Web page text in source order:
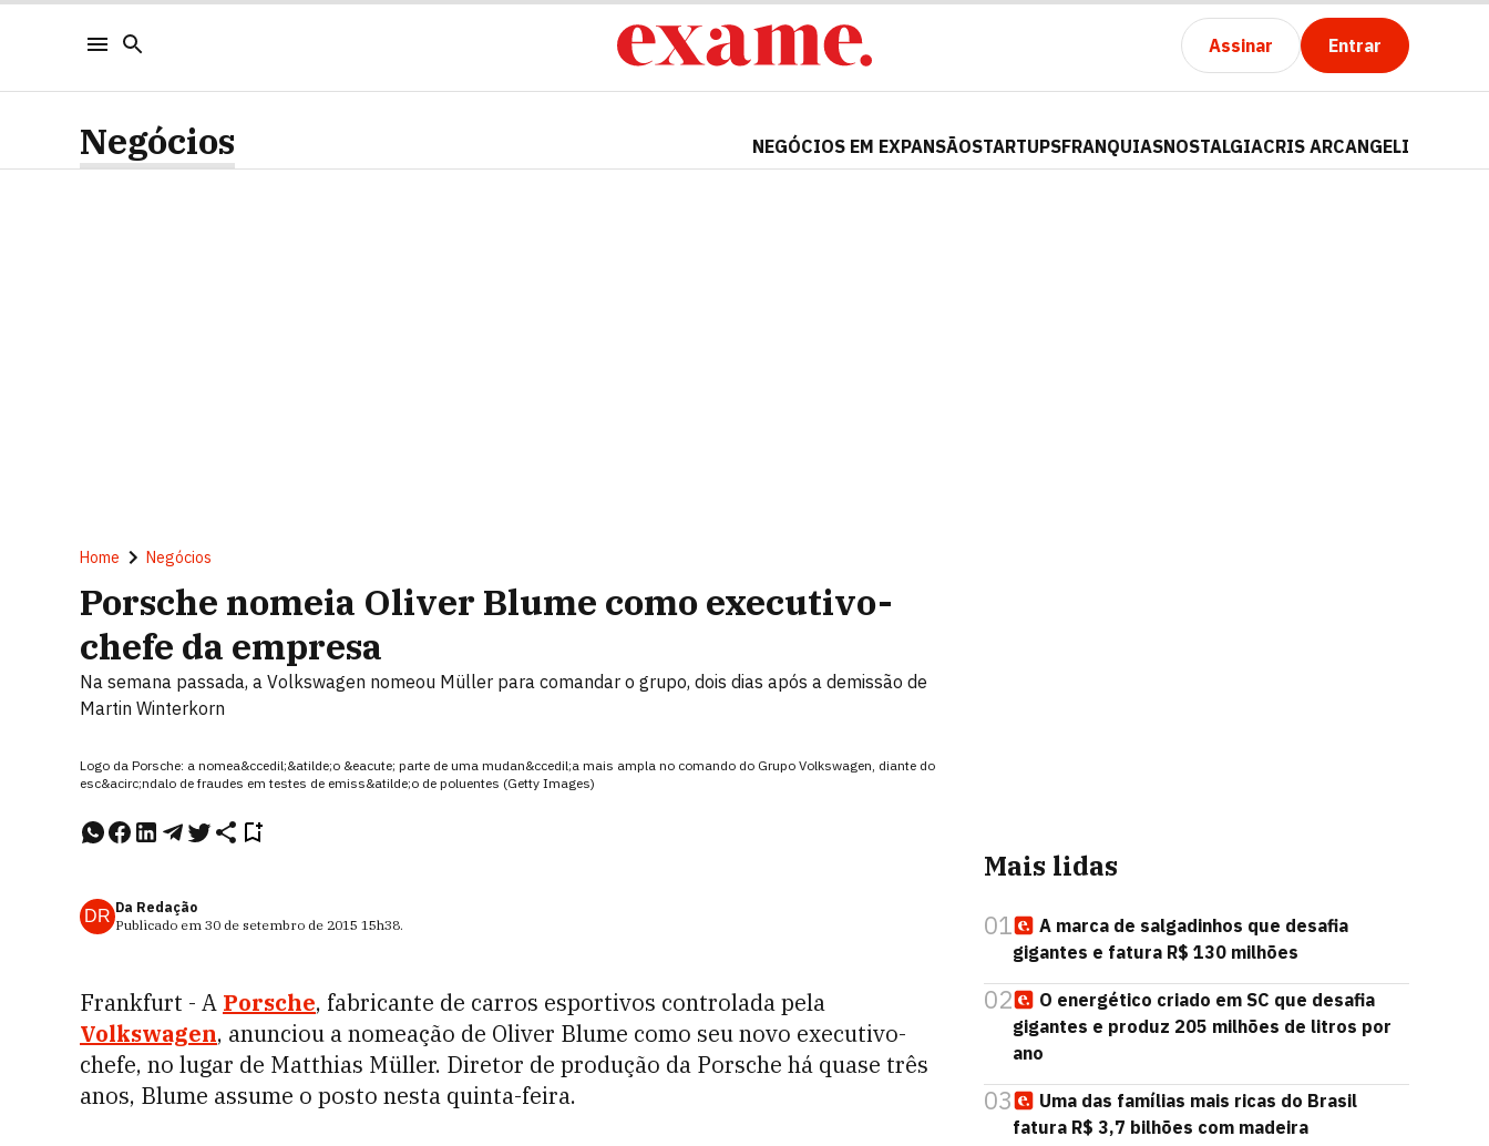
Assinar Entrar
Negócios NEGÓCIOS EM EXPANSÃOSTARTUPSFRANQUIASNOSTALGIACRIS ARCANGELI
Home Negócios
Porsche nomeia Oliver Blume como executivo-
chefe da empresa
Na semana passada, a Volkswagen nomeou Müller para comandar o grupo, dois dias após a demissão de
Martin Winterkorn
Logo da Porsche: a nomea&ccedil;&atilde;o &eacute; parte de uma mudan&ccedil;a mais ampla no comando do Grupo Volkswagen, diante do
esc&acirc;ndalo de fraudes em testes de emiss&atilde;o de poluentes (Getty Images)
DR Da Redação
Publicado em 30 de setembro de 2015 15h38.
Frankfurt - A Porsche, fabricante de carros esportivos controlada pela
Volkswagen, anunciou a nomeação de Oliver Blume como seu novo executivo-
chefe, no lugar de Matthias Müller. Diretor de produção da Porsche há quase três
anos, Blume assume o posto nesta quinta-feira.
Mais lidas
01
A marca de salgadinhos que desafia
gigantes e fatura R$ 130 milhões
02
O energético criado em SC que desafia
gigantes e produz 205 milhões de litros por
ano
03
Uma das famílias mais ricas do Brasil
fatura R$ 3,7 bilhões com madeira